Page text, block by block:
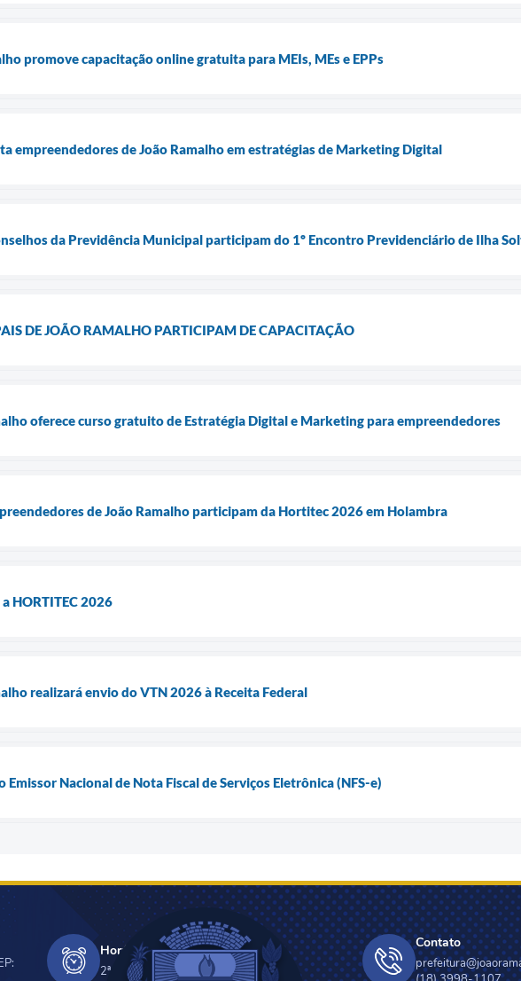
promove capacitação online gratuita para MEIs, MEs e EPPs
empreendedores de João Ramalho em estratégias de Marketing Digital
da Previdência Municipal participam do 1º Encontro Previdenciário de Ilha
DE JOÃO RAMALHO PARTICIPAM DE CAPACITAÇÃO
oferece curso gratuito de Estratégia Digital e Marketing para empreendedores
de João Ramalho participam da Hortitec 2026 em Holambra
HORTITEC 2026
realizará envio do VTN 2026 à Receita Federal
Nacional de Nota Fiscal de Serviços Eletrônica (NFS-e)
Horário de Funcionamento
2ª a 6ª - 08h às 11h e 13h âs 17h
Contato